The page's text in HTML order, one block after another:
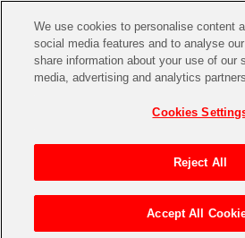
We use cookies to personalise content
social media features and to analyse
share information about your use of our
media, advertising and analytics
Cookies
Reject All
Accept All